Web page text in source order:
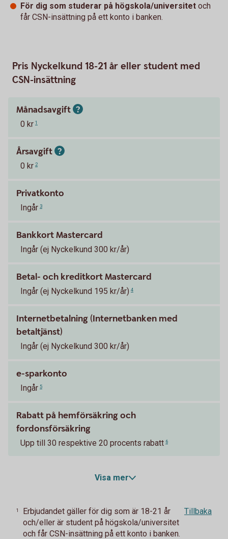
För dig som studerar på högskola/universitet och
får CSN-insättning på ett konto i banken.
Pris Nyckelkund 18-21 år eller student med
CSN-insättning
Månadsavgift
0 kr 1
Årsavgift
0 kr 2
Privatkonto
Ingår 3
Bankkort Mastercard
Ingår (ej Nyckelkund 300 kr/år)
Betal- och kreditkort Mastercard
Ingår (ej Nyckelkund 195 kr/år) 4
Internetbetalning (Internetbanken med
betaltjänst)
Ingår (ej Nyckelkund 300 kr/år)
e-sparkonto
Ingår 5
Rabatt på hemförsäkring och
fordonsförsäkring
Upp till 30 respektive 20 procents rabatt 6
Visa mer
1
Erbjudandet gäller för dig som är 18-21 år
och/eller är student på högskola/universitet
och får CSN-insättning på ett konto i banken.
Tillbaka